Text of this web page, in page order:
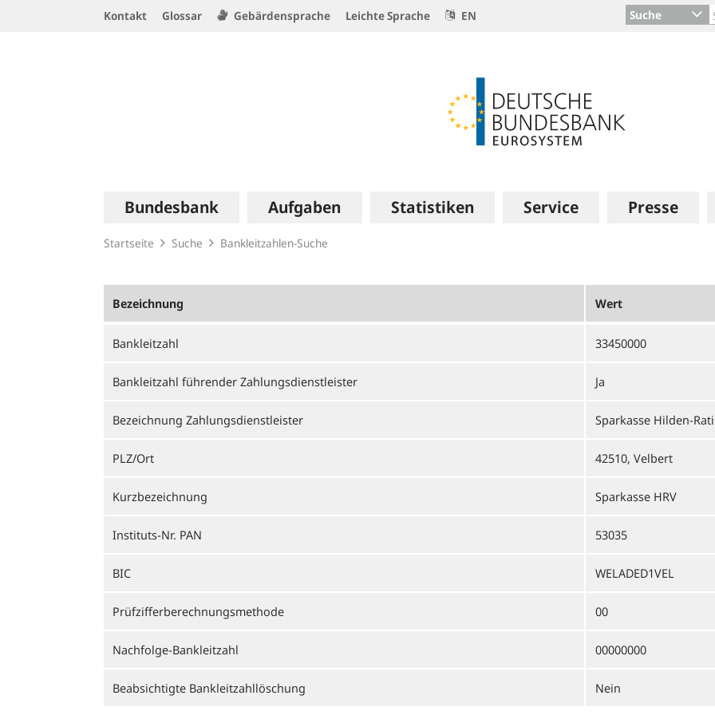
Kontakt Glossar Gebärdensprache Leichte Sprache EN Suche
Hauptnavigation
Bundesbank Aufgaben Statistiken Service Presse
Startseite Suche Bankleitzahlen-Suche
Bezeichnung Wert
Bankleitzahl 33450000
Bankleitzahl führender Zahlungsdienstleister Ja
Bezeichnung Zahlungsdienstleister Sparkasse Hilden-
PLZ/Ort 42510, Velbert
Kurzbezeichnung Sparkasse HRV
Instituts-Nr. PAN 53035
BIC WELADED1VEL
Prüfzifferberechnungsmethode 00
Nachfolge-Bankleitzahl 00000000
Beabsichtigte Bankleitzahllöschung Nein